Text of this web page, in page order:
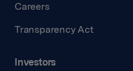
Careers
Transparency Act
Investors